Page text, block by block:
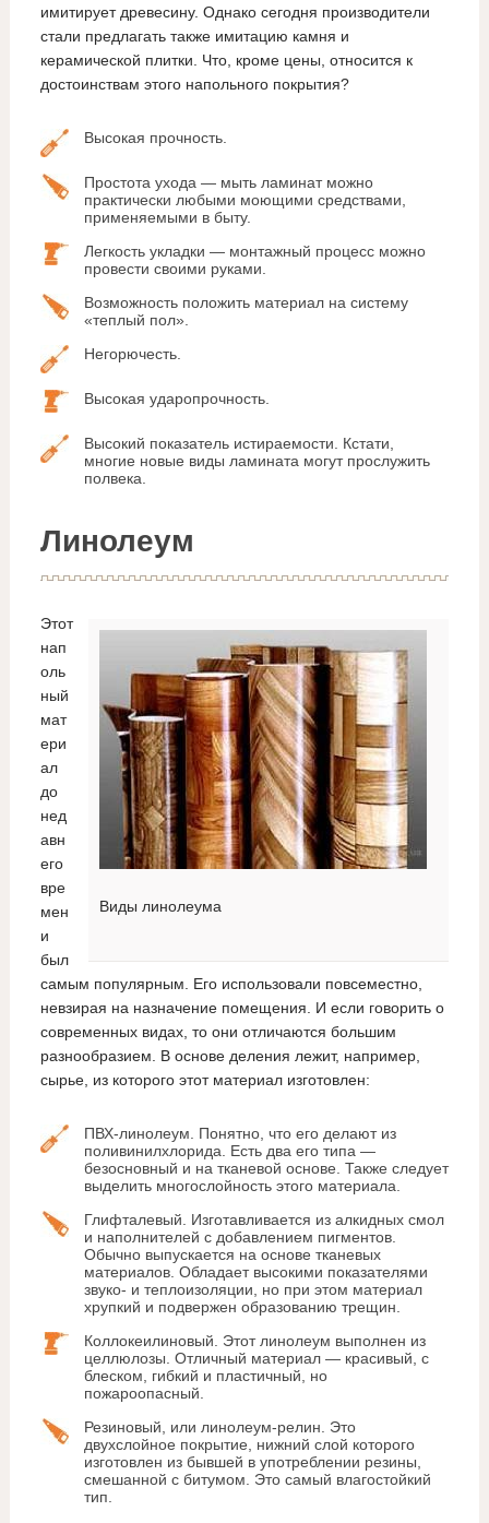
имитирует древесину. Однако сегодня производители
стали предлагать также имитацию камня и
керамической плитки. Что, кроме цены, относится к
достоинствам этого напольного покрытия?
Высокая прочность.
Простота ухода — мыть ламинат можно
практически любыми моющими средствами,
применяемыми в быту.
Легкость укладки — монтажный процесс можно
провести своими руками.
Возможность положить материал на систему
«теплый пол».
Негорючесть.
Высокая ударопрочность.
Высокий показатель истираемости. Кстати,
многие новые виды ламината могут прослужить
полвека.
Линолеум
Виды линолеума
Этот
нап
оль
ный
мат
ери
ал
до
нед
авн
его
вре
мен
и
был
самым популярным. Его использовали повсеместно,
невзирая на назначение помещения. И если говорить о
современных видах, то они отличаются большим
разнообразием. В основе деления лежит, например,
сырье, из которого этот материал изготовлен:
ПВХ-линолеум. Понятно, что его делают из
поливинилхлорида. Есть два его типа —
безосновный и на тканевой основе. Также следует
выделить многослойность этого материала.
Глифталевый. Изготавливается из алкидных смол
и наполнителей с добавлением пигментов.
Обычно выпускается на основе тканевых
материалов. Обладает высокими показателями
звуко- и теплоизоляции, но при этом материал
хрупкий и подвержен образованию трещин.
Коллокеилиновый. Этот линолеум выполнен из
целлюлозы. Отличный материал — красивый, с
блеском, гибкий и пластичный, но
пожароопасный.
Резиновый, или линолеум-релин. Это
двухслойное покрытие, нижний слой которого
изготовлен из бывшей в употреблении резины,
смешанной с битумом. Это самый влагостойкий
тип.